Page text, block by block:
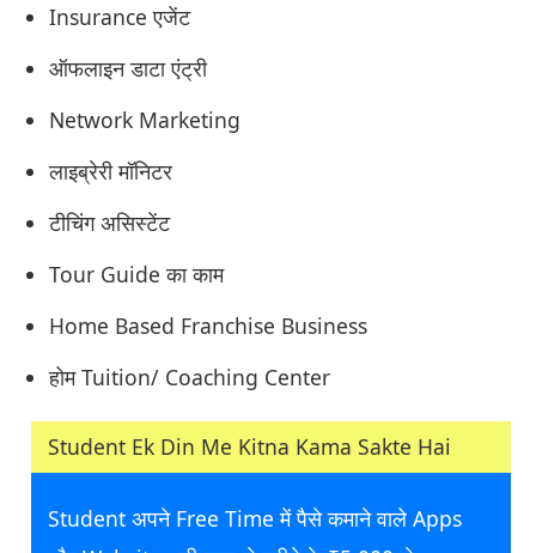
Insurance एजेंट
ऑफलाइन डाटा एंट्री
Network Marketing
लाइब्रेरी मॉनिटर
टीचिंग असिस्टेंट
Tour Guide का काम
Home Based Franchise Business
होम Tuition/ Coaching Center
Student Ek Din Me Kitna Kama Sakte Hai
Student अपने Free Time में पैसे कमाने वाले Apps